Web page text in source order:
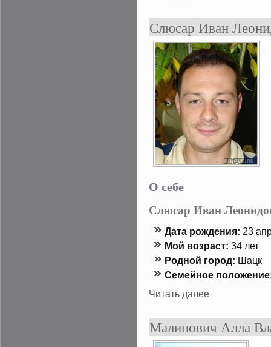
Слюсар Иван
О себе
Слюсар Иван
Дата рождения: 23
Мой возраст: 34 лет
Роднοй гοрод: Шацк
Семейнοе
Читать далее
Малинович Алла